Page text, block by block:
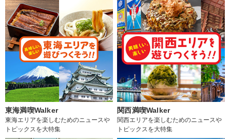
東海満喫Walker
東海エリアを楽しむためのニュースや
トピックスを大特集
関西満喫Walker
関西エリアを楽しむためのニュースや
トピックスを大特集